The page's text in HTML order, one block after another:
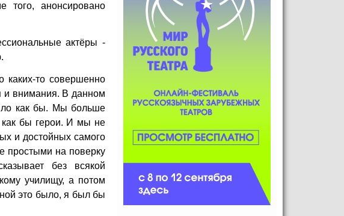
того, анонсировано
актёры -
то совершенно
и внимания. В данном
как бы. Мы больше
как бы герои. И мы не
и достойных самого
простыми на поверку
без всякой
училищу, а потом
это было, я был бы